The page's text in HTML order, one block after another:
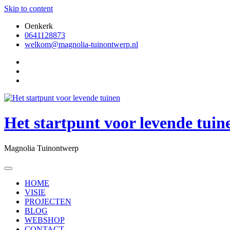
Skip to content
Oenkerk
0641128873
welkom@magnolia-tuinontwerp.nl
Het startpunt voor levende
Magnolia Tuinontwerp
HOME
VISIE
PROJECTEN
BLOG
WEBSHOP